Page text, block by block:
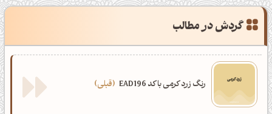
گردش در مطالب
رنگ زرد کرمی با کد EAD196 قبلی